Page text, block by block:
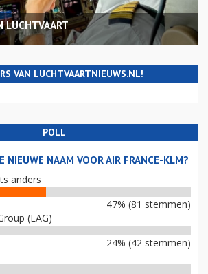
LUCHTVAART
VAN LUCHTVAARTNIEUWS.NL!
POLL
NIEUWE NAAM VOOR AIR FRANCE-KLM?
anders
47% (81 stemmen)
(EAG)
24% (42 stemmen)